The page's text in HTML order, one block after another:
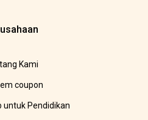
Kami
coupon
untuk Pendidikan